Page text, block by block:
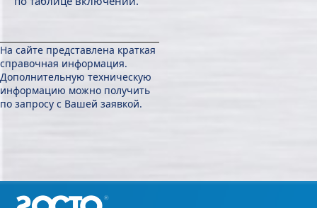
На сайте представлена краткая
справочная информация.
Дополнительную техническую
информацию можно получить
по запросу с Вашей заявкой.